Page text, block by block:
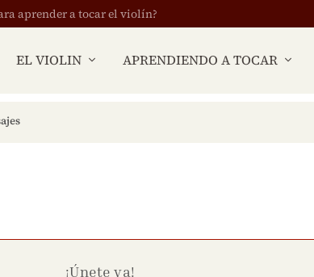
aprender a tocar el violín?
EL VIOLIN APRENDIENDO A TOCAR
¡Únete ya!